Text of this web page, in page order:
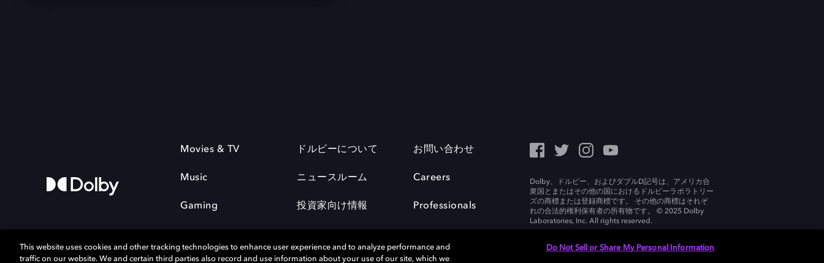
Movies & TV
Music
Gaming
ドルビーについて
ニュースルーム
投資家向け情報
お問い合わせ
Careers
Professionals
Dolby、ドルビー、およびダブルD記号は、アメリカ合
衆国とまたはその他の国におけるドルビーラボラトリー
ズの商標または登録商標です。 その他の商標はそれぞ
れの合法的権利保有者の所有物です。 © 2025 Dolby
Laboratories, Inc. All rights reserved.
This website uses cookies and other tracking technologies to enhance user experience and to analyze performance and
traffic on our website. We and certain third parties also record and use information about your use of our site, which we
Do Not Sell or Share My Personal Information